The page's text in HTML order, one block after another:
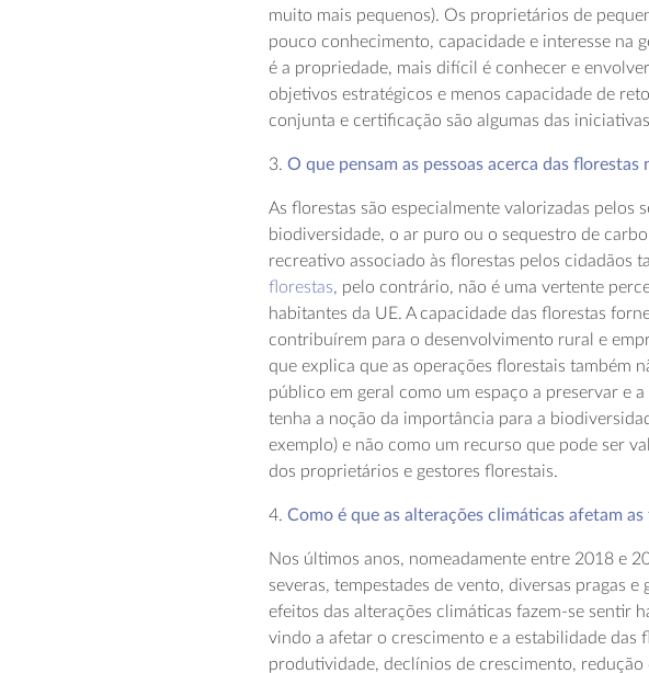
muito mais pequenos). Os proprietários de
pouco conhecimento, capacidade e interesse na
é a propriedade, mais difícil é conhecer e
objetivos estratégicos e menos capacidade de
conjunta e certificação são algumas das
3.O que pensam as pessoas acerca das florestas
As florestas são especialmente valorizadas pelos
biodiversidade, o ar puro ou o sequestro de
recreativo associado às florestas pelos cidadãos
florestas, pelo contrário, não é uma vertente
habitantes da UE. A capacidade das florestas
contribuírem para o desenvolvimento rural e
que explica que as operações florestais também
público em geral como um espaço a preservar e
tenha a noção da importância para a
exemplo) e não como um recurso que pode ser
dos proprietários e gestores florestais.
4.Como é que as alterações climáticas afetam
Nos últimos anos, nomeadamente entre 2018 e
severas, tempestades de vento, diversas pragas
efeitos das alterações climáticas fazem-se sentir
vindo a afetar o crescimento e a estabilidade das
produtividade, declínios de crescimento,